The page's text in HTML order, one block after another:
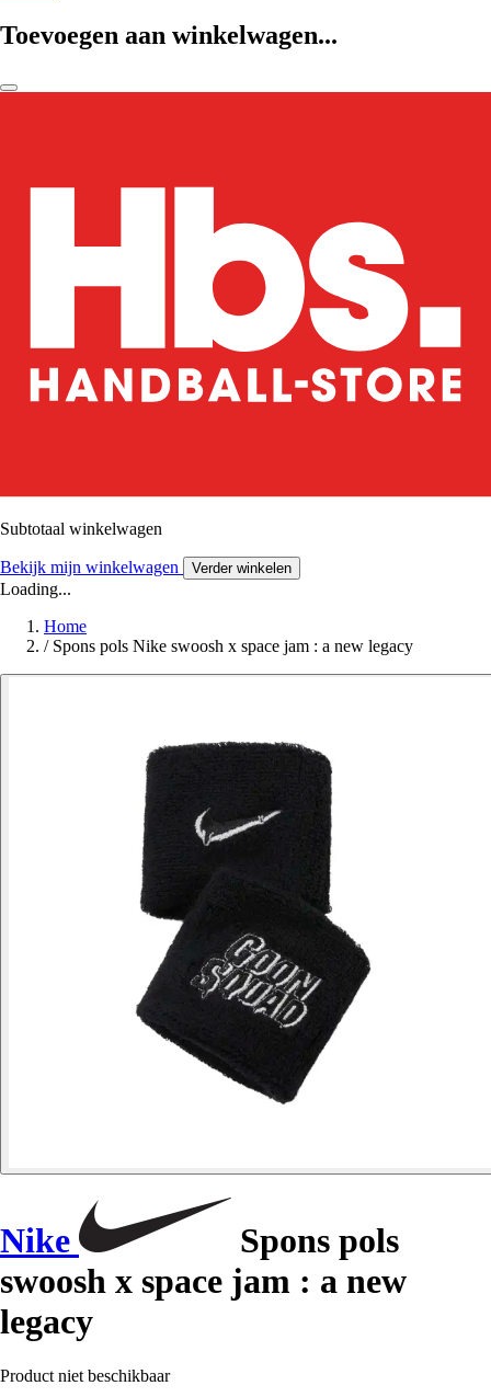
Toevoegen aan winkelwagen...
Subtotaal winkelwagen
Bekijk mijn winkelwagen Verder winkelen
Loading...
Home
/ Spons pols Nike swoosh x space jam : a new legacy
Nike
Spons pols
swoosh x space jam : a new
legacy
Product niet beschikbaar